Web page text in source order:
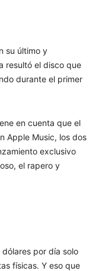
su último y
resultó el disco que
durante el primer
en cuenta que el
Apple Music, los dos
exclusivo
el rapero y
por día solo
físicas. Y eso que